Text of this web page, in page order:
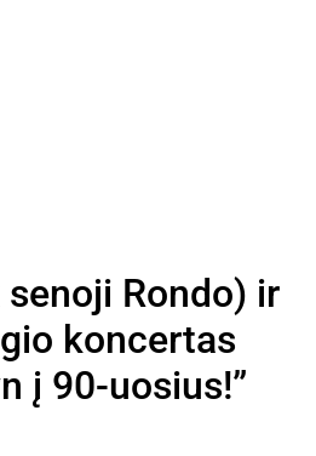
Rondo) ir
koncertas
į 90-uosius!”